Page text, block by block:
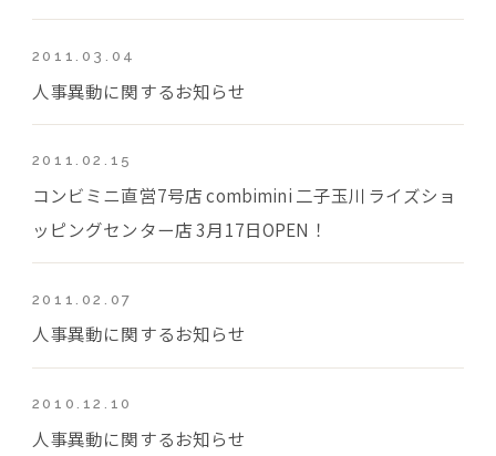
2011.03.04
人事異動に関するお知らせ
2011.02.15
コンビミニ直営7号店 combimini 二子玉川ライズショ
ッピングセンター店 3月17日OPEN！
2011.02.07
人事異動に関するお知らせ
2010.12.10
人事異動に関するお知らせ